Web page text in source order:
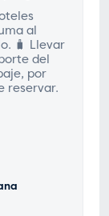
al
🧳 Llevar
del
por
reservar.